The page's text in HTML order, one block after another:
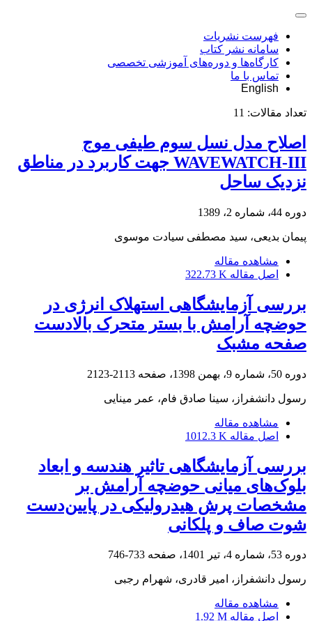
فهرست نشریات
سامانه نشر کتاب
کارگاه‌ها و دوره‌های آموزشی تخصصی
تماس با ما
English
تعداد مقالات: 11
اصلاح مدل نسل سوم طیفی موج
WAVEWATCH-III جهت کاربرد در مناطق
نزدیک ساحل
دوره 44، شماره 2، 1389
پیمان بدیعی، سید مصطفی سیادت موسوی
مشاهده مقاله
اصل مقاله 322.73 K
بررسی آزمایشگاهی استهلاک انرژی در
حوضچه آرامش با بستر متحرک بالادست
صفحه مشبک
دوره 50، شماره 9، بهمن 1398، صفحه 2113-2123
رسول دانشفراز، سینا صادق فام، عمر مینایی
مشاهده مقاله
اصل مقاله 1012.3 K
بررسی آزمایشگاهی تاثیر هندسه و ابعاد
بلوک‌های میانی حوضچه آرامش بر
مشخصات پرش هیدرولیکی در پایین‌دست
شوت صاف و پلکانی
دوره 53، شماره 4، تیر 1401، صفحه 733-746
رسول دانشفراز، امیر قادری، شهرام رجبی
مشاهده مقاله
اصل مقاله 1.92 M